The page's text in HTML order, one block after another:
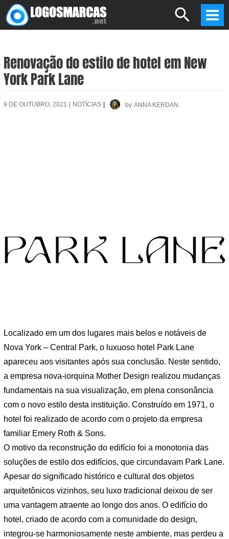
Skip
to
Search
Renovação do estilo de hotel em New
York Park Lane
9 DE OUTUBRO, 2021 NOTÍCIAS by ANNA KERDAN
Localizado em um dos lugares mais belos e notáveis ​​de
Nova York – Central Park, o luxuoso hotel Park Lane
apareceu aos visitantes após sua conclusão. Neste sentido,
a empresa nova-iorquina Mother Design realizou mudanças
fundamentais na sua visualização, em plena consonância
com o novo estilo desta instituição. Construído em 1971, o
hotel foi realizado de acordo com o projeto da empresa
familiar Emery Roth & Sons.
O motivo da reconstrução do edifício foi a monotonia das
soluções de estilo dos edifícios, que circundavam Park Lane.
Apesar do significado histórico e cultural dos objetos
arquitetônicos vizinhos, seu luxo tradicional deixou de ser
uma vantagem atraente ao longo dos anos. O edifício do
hotel, criado de acordo com a comunidade do design,
integrou-se harmoniosamente neste ambiente, mas perdeu a